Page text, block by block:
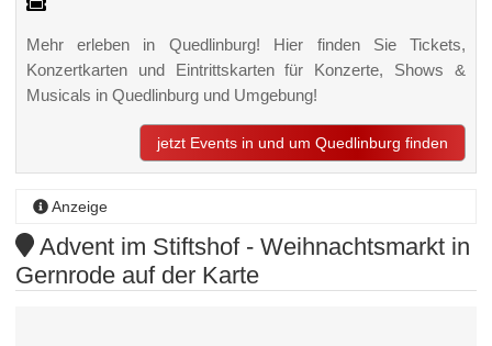
Mehr erleben in Quedlinburg! Hier finden Sie Tickets,
Konzertkarten und Eintrittskarten für Konzerte, Shows &
Musicals in Quedlinburg und Umgebung!
jetzt Events in und um Quedlinburg finden
Anzeige
Advent im Stiftshof - Weihnachtsmarkt in
Gernrode auf der Karte